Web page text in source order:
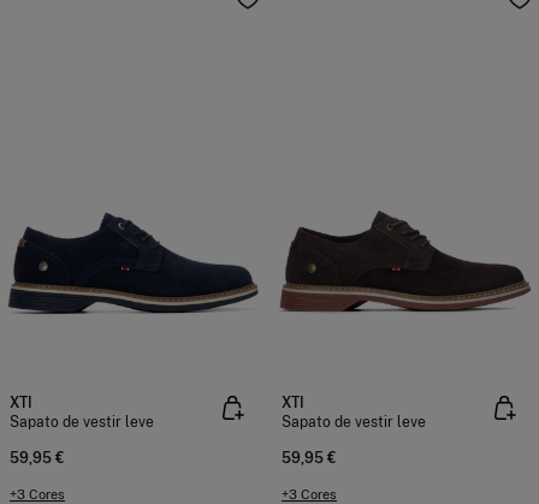
XTI
Sapato de vestir leve
59,95 €
+3 Cores
XTI
Sapato de vestir leve
59,95 €
+3 Cores